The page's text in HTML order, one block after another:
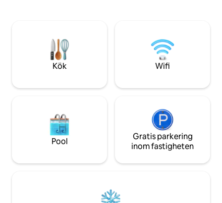
bekvämt tillfälligt
speciell charm.
Kök Wifi
Pool
Gratis parkering
inom fastigheten